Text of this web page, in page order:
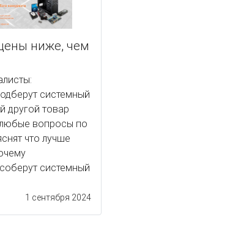
ниже, чем
системный
другой товар
любые вопросы по
что лучше
системный
1 сентября 2024